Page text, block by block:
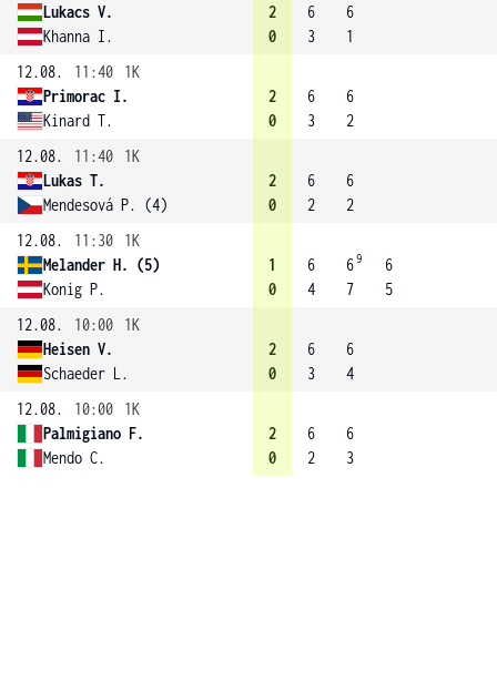
Lukacs V.
Khanna I.
2
0
6
3
6
1
12.08.
11:40
1K
Primorac I.
Kinard T.
2
0
6
3
6
2
12.08.
11:40
1K
Lukas T.
Mendesová P. (4)
2
0
6
2
6
2
12.08.
11:30
1K
Melander H. (5)
Konig P.
1
0
6
4
69
7
6
5
12.08.
10:00
1K
Heisen V.
Schaeder L.
2
0
6
3
6
4
12.08.
10:00
1K
Palmigiano F.
Mendo C.
2
0
6
2
6
3